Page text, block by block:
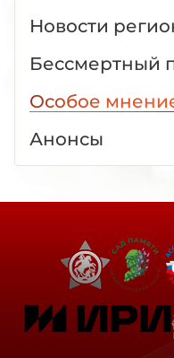
Новости
Бессмертный
Особое
Анонсы